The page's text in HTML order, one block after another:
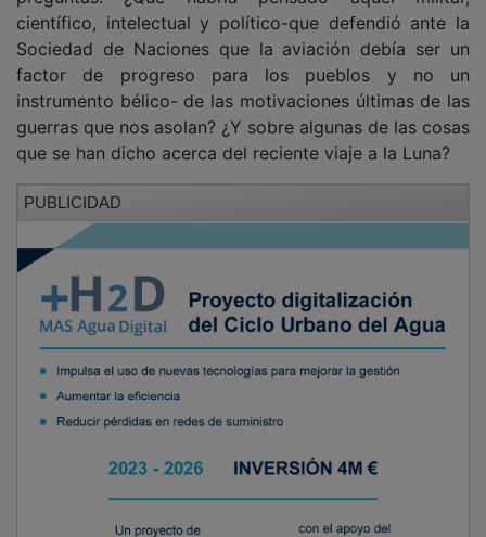
científico, intelectual y político-que defendió ante la
Sociedad de Naciones que la aviación debía ser un
factor de progreso para los pueblos y no un
instrumento bélico- de las motivaciones últimas de las
guerras que nos asolan? ¿Y sobre algunas de las cosas
que se han dicho acerca del reciente viaje a la Luna?
PUBLICIDAD